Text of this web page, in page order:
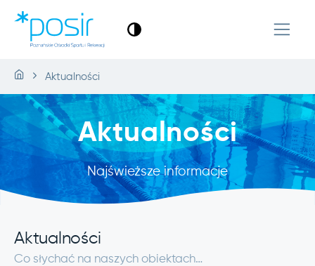
Aktualności
Aktualności
Najświeższe informacje
Aktualności
Co słychać na naszych obiektach…